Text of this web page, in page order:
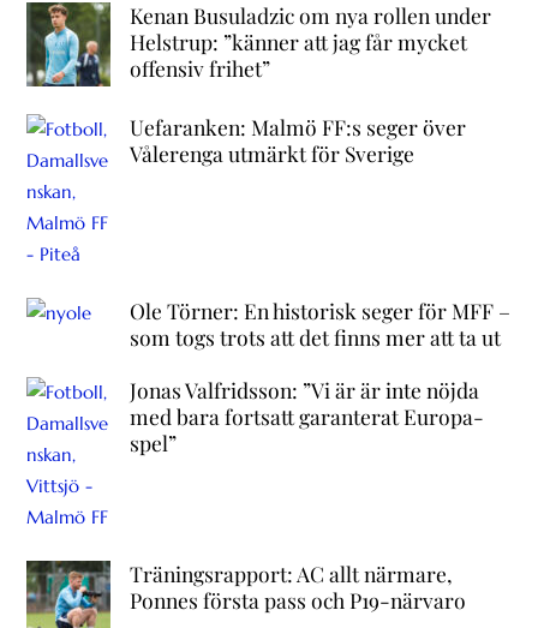
Kenan Busuladzic om nya rollen under
Helstrup: ”känner att jag får mycket
offensiv frihet”
Uefaranken: Malmö FF:s seger över
Vålerenga utmärkt för Sverige
Ole Törner: En historisk seger för MFF –
som togs trots att det finns mer att ta ut
Jonas Valfridsson: ”Vi är är inte nöjda
med bara fortsatt garanterat Europa-
spel”
Träningsrapport: AC allt närmare,
Ponnes första pass och P19-närvaro